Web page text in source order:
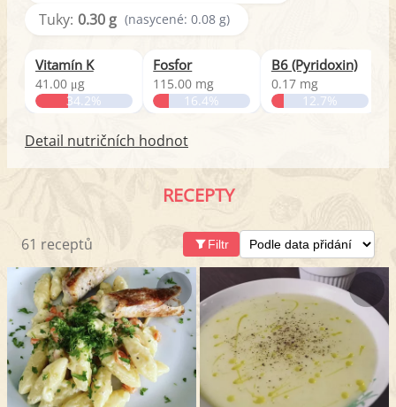
Tuky: 0.30 g (nasycené: 0.08 g)
Vitamín K
41.00 μg
34.2%
Fosfor
115.00 mg
16.4%
B6 (Pyridoxin)
0.17 mg
12.7%
Detail nutričních hodnot
RECEPTY
61 receptů Filtr